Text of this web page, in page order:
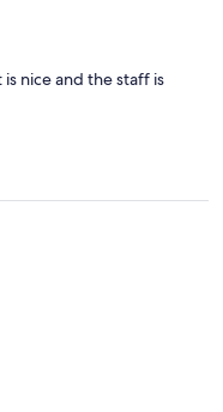
nice and the staff is